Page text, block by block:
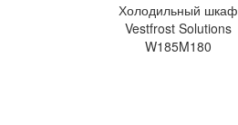
Холодильный шкаф
Vestfrost Solutions
W185M180